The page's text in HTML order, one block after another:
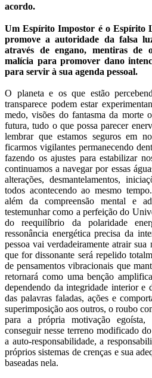
acordo.
Um Espírito Impostor é o Espírito
promove a autoridade da falsa
através de engano, mentiras de
malícia para promover dano
para servir à sua agenda pessoal.
O planeta e os que estão
transparece podem estar
medo, visões do fantasma da morte
futura, tudo o que possa parecer
lembrar que estamos seguros em
ficarmos vigilantes permanecendo
fazendo os ajustes para estabilizar
continuamos a navegar por essas
alterações, desmantelamentos,
todos acontecendo ao mesmo
além da compreensão mental e
testemunhar como a perfeição do
do reequilíbrio da polaridade
ressonância energética precisa da
pessoa vai verdadeiramente atrair
que for dissonante será repelido
de pensamentos vibracionais que
retornará como uma benção
dependendo da integridade interior e
das palavras faladas, ações e
superimposição aos outros, o roubo
para a própria motivação
conseguir nesse terreno modificado
a auto-responsabilidade, a
próprios sistemas de crenças e sua
baseadas nela.